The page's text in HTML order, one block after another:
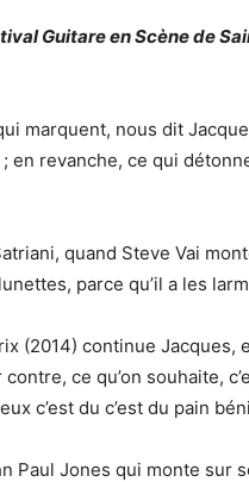
Guitare en Scène de
marquent, nous dit
en revanche, ce qui
quand Steve Vai
parce qu’il a les
(2014) continue
ce qu’on souhaite,
c’est du c’est du pain
Paul Jones qui monte sur